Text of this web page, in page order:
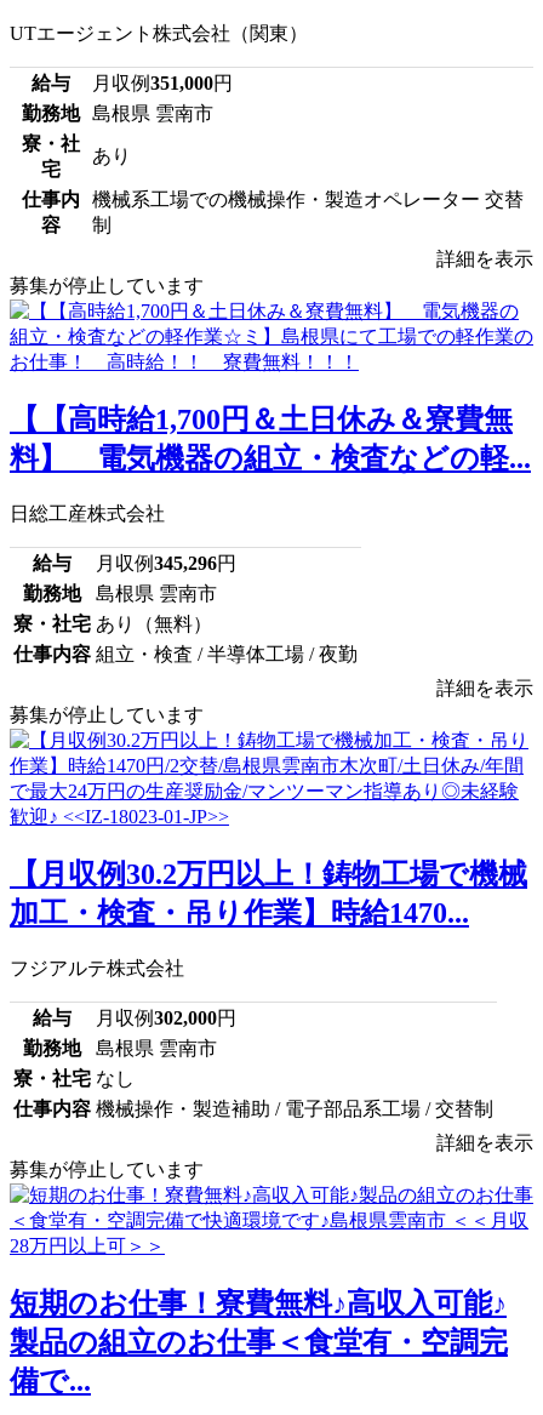
UTエージェント株式会社（関東）
給与 月収例351,000円
勤務地
島根県 雲南市
寮・社
宅
あり
仕事内
容
機械系工場での機械操作・製造オペレーター 交替
制
詳細を表示
募集が停止しています
【【高時給1,700円＆土日休み＆寮費無
料】 電気機器の組立・検査などの軽...
日総工産株式会社
給与 月収例345,296円
勤務地
島根県 雲南市
寮・社宅 あり（無料）
仕事内容 組立・検査 / 半導体工場 / 夜勤
詳細を表示
募集が停止しています
【月収例30.2万円以上！鋳物工場で機械
加工・検査・吊り作業】時給1470...
フジアルテ株式会社
給与 月収例302,000円
勤務地
島根県 雲南市
寮・社宅 なし
仕事内容 機械操作・製造補助 / 電子部品系工場 / 交替制
詳細を表示
募集が停止しています
短期のお仕事！寮費無料♪高収入可能♪
製品の組立のお仕事＜食堂有・空調完
備で...